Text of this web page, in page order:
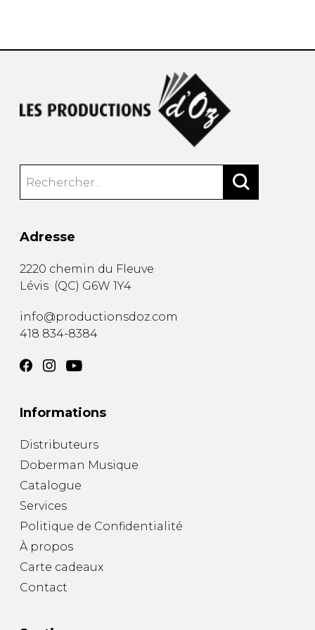
Adresse
2220 chemin du Fleuve
Lévis (QC) G6W 1Y4
info@productionsdoz.com
418 834-8384
Informations
Distributeurs
Doberman Musique
Catalogue
Services
Politique de Confidentialité
À propos
Carte cadeaux
Contact